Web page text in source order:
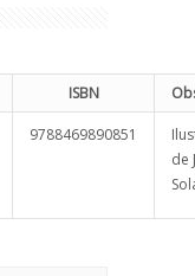
ISBN
9788469890851
de